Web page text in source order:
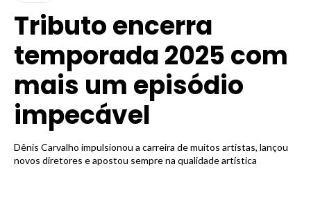
Tributo encerra
temporada 2025 com
mais um episódio
impecável
Dênis Carvalho impulsionou a carreira de muitos artistas, lançou
novos diretores e apostou sempre na qualidade artística